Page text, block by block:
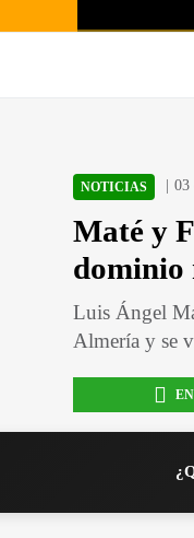
NOTICIAS 03
Maté y
dominio
Luis Ángel
Almería y se